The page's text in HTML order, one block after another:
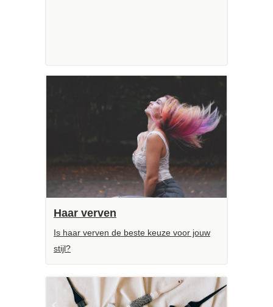
Haar verven
Is haar verven de beste keuze voor jouw
stijl?